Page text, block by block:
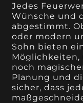
Jedes
Wünsche und
abgestimmt.
oder modern
Sohn bieten
Möglichkeiten,
noch
Planung und
sicher, dass